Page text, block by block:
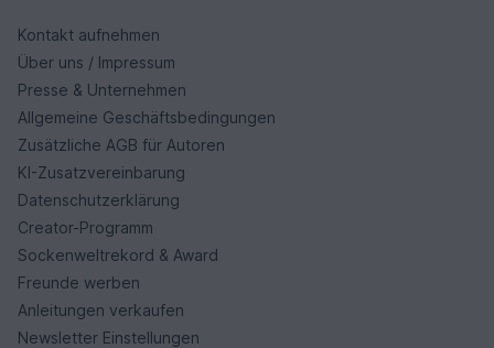
Kontakt aufnehmen
Über uns / Impressum
Presse & Unternehmen
Allgemeine Geschäftsbedingungen
Zusätzliche AGB für Autoren
KI-Zusatzvereinbarung
Datenschutzerklärung
Creator-Programm
Sockenweltrekord & Award
Freunde werben
Anleitungen verkaufen
Newsletter Einstellungen